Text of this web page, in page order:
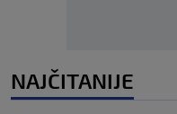
NAJČITANIJE